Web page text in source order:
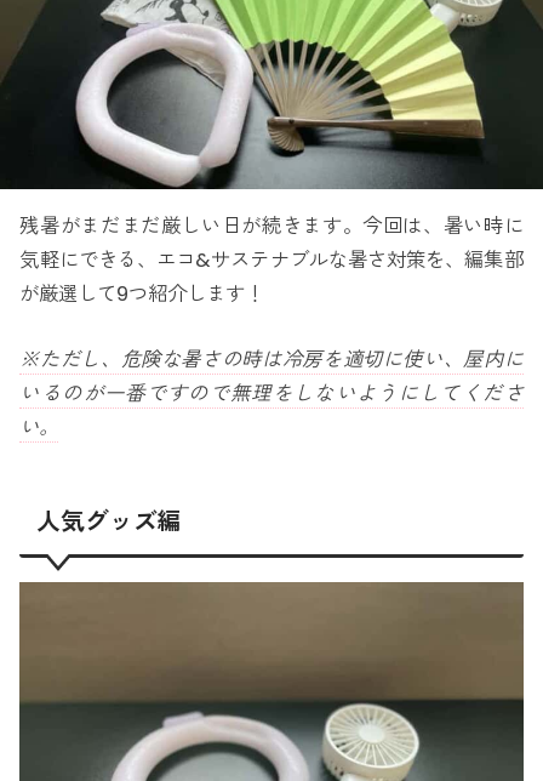
残暑がまだまだ厳しい日が続きます。今回は、暑い時に
気軽にできる、エコ&サステナブルな暑さ対策を、編集部
が厳選して9つ紹介します！
※ただし、危険な暑さの時は冷房を適切に使い、屋内に
いるのが一番ですので無理をしないようにしてくださ
い。
人気グッズ編